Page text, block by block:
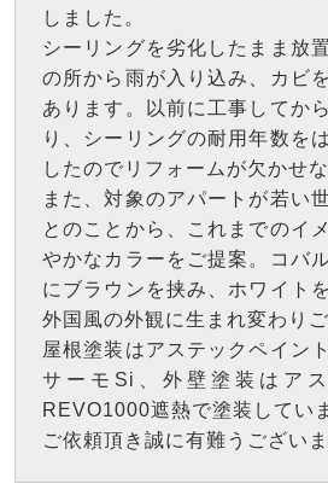
しました。
シーリングを劣化したまま放
の所から雨が入り込み、カビ
あります。以前に工事してか
り、シーリングの耐用年数を
したのでリフォームが欠かせ
また、対象のアパートが若い
とのことから、これまでのイ
やかなカラーをご提案。コバ
にブラウンを挟み、ホワイト
外国風の外観に生まれ変わり
屋根塗装はアステックペイン
サーモSi、外壁塗装はア
REVO1000遮熱で塗装してい
ご依頼頂き誠に有難うございま